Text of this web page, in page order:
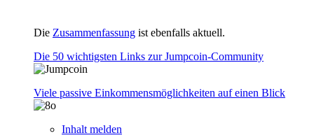
Die Zusammenfassung ist ebenfalls aktuell.
Die 50 wichtigsten Links zur Jumpcoin-Community
Viele passive Einkommensmöglichkeiten auf einen Blick
Inhalt melden